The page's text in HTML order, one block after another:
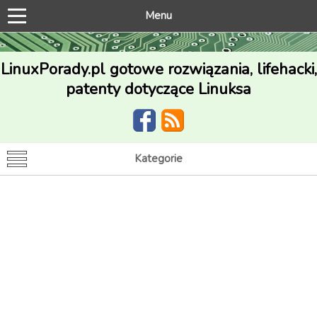
Menu
LinuxPorady.pl gotowe rozwiązania, lifehacki,
patenty dotyczące Linuksa
Kategorie